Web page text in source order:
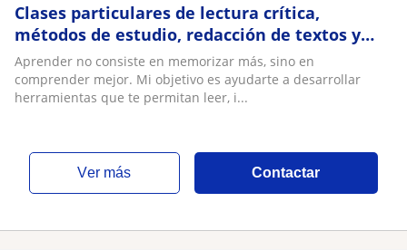
Clases particulares de lectura crítica,
métodos de estudio, redacción de textos y
lengua portuguesa
Aprender no consiste en memorizar más, sino en
comprender mejor. Mi objetivo es ayudarte a desarrollar
herramientas que te permitan leer, i...
ver más Contactar